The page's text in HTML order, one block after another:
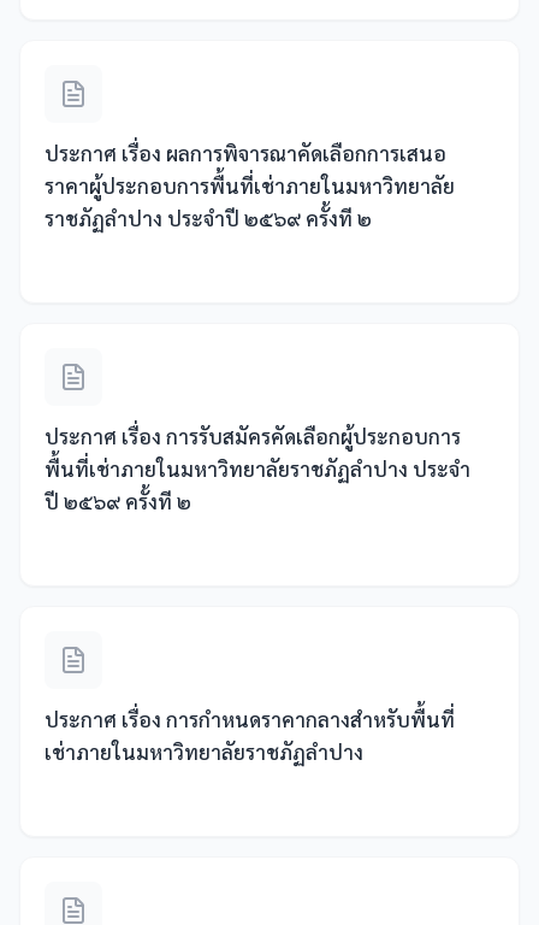
ประกาศ เรื่อง ผลการพิจารณาคัดเลือกการเสนอ
ราคาผู้ประกอบการพื้นที่เช่าภายในมหาวิทยาลัย
ราชภัฏลำปาง ประจำปี ๒๕๖๙ ครั้งที ๒
ประกาศ เรื่อง การรับสมัครคัดเลือกผู้ประกอบการ
พื้นที่เช่าภายในมหาวิทยาลัยราชภัฏลำปาง ประจำ
ปี ๒๕๖๙ ครั้งที ๒
ประกาศ เรื่อง การกำหนดราคากลางสำหรับพื้นที่
เช่าภายในมหาวิทยาลัยราชภัฏลำปาง